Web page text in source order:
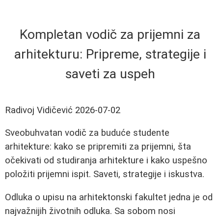
Kompletan vodič za prijemni za
arhitekturu: Pripreme, strategije i
saveti za uspeh
Radivoj Vidičević 2026-07-02
Sveobuhvatan vodič za buduće studente
arhitekture: kako se pripremiti za prijemni, šta
očekivati od studiranja arhitekture i kako uspešno
položiti prijemni ispit. Saveti, strategije i iskustva.
Odluka o upisu na arhitektonski fakultet jedna je od
najvažnijih životnih odluka. Sa sobom nosi